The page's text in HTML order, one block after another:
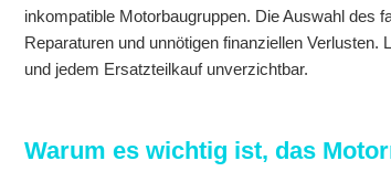
inkompatible Motorbaugruppen. Die Auswahl des
Reparaturen und unnötigen finanziellen Verlusten.
und jedem Ersatzteilkauf unverzichtbar.
Warum es wichtig ist, das